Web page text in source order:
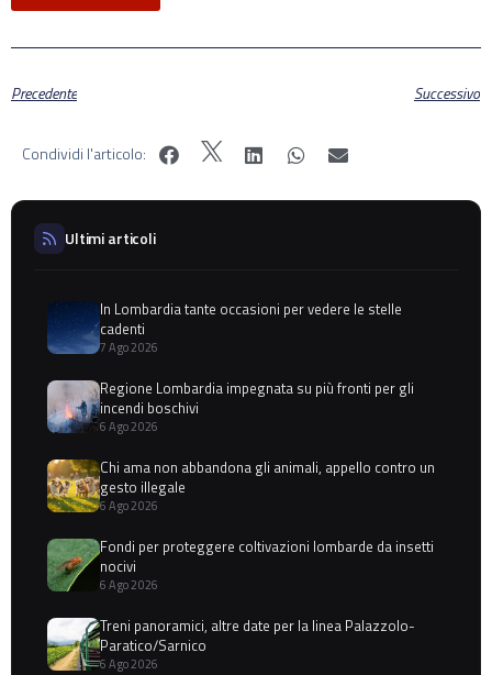
Precedente Successivo
Condividi l'articolo:
Ultimi articoli
In Lombardia tante occasioni per vedere le stelle
cadenti
7 Ago 2026
Regione Lombardia impegnata su più fronti per gli
incendi boschivi
6 Ago 2026
Chi ama non abbandona gli animali, appello contro un
gesto illegale
6 Ago 2026
Fondi per proteggere coltivazioni lombarde da insetti
nocivi
6 Ago 2026
Treni panoramici, altre date per la linea Palazzolo-
Paratico/Sarnico
6 Ago 2026